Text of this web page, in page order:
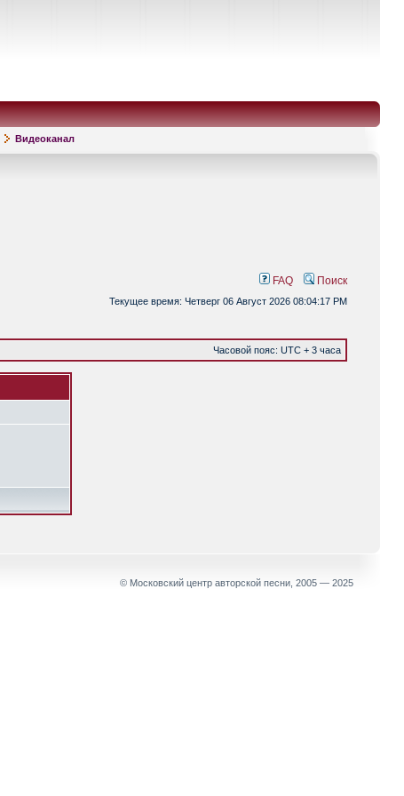
Видеоканал
FAQ Поиск
Текущее время: Четверг 06 Август 2026 08:04:17 PM
Часовой пояс: UTC + 3 часа
© Московский центр авторской песни, 2005 — 2025